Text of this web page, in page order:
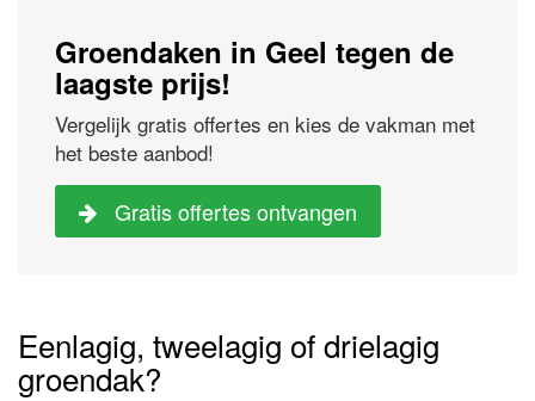
Groendaken in Geel tegen de
laagste prijs!
Vergelijk gratis offertes en kies de vakman met
het beste aanbod!
Gratis offertes ontvangen
Eenlagig, tweelagig of drielagig
groendak?